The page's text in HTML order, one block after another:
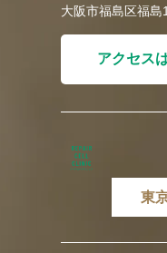
大阪市福島区福
アクセス
東